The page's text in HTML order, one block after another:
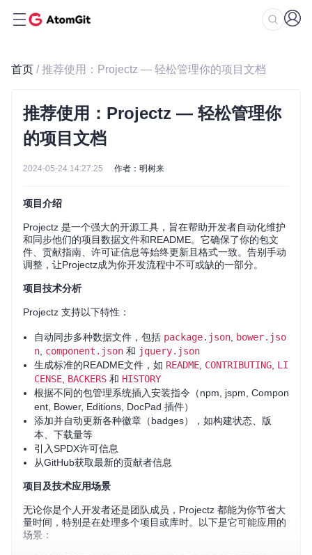
首页 / 推荐使用：Projectz — 轻松管理你的项目文档
推荐使用：Projectz — 轻松管理你
的项目文档
2024-05-24 14:27:25 作者：明树来
项目介绍
Projectz 是一个强大的开源工具，旨在帮助开发者自动化维护
和同步他们的项目数据文件和README。它确保了你的包文
件、贡献指南、许可证信息等始终更新且格式一致。告别手动
调整，让Projectz成为你开发流程中不可或缺的一部分。
项目技术分析
Projectz 支持以下特性：
自动同步多种数据文件，包括 package.json
bower.jso
n component.json 和 jquery.json
生成标准的README文件，如 README CONTRIBUTING LI
CENSE BACKERS 和 HISTORY
根据不同的包管理系统插入安装指令（npm, jspm, Compon
ent, Bower, Editions, DocPad 插件）
添加并自动更新各种徽章（badges），如构建状态、版
本、下载量等
引入SPDX许可信息
从GitHub获取最新的贡献者信息
项目及技术应用场景
无论你是个人开发者还是团队成员，Projectz 都能为你节省大
量时间，特别是在处理多个项目或库时。以下是它可能应用的
场景：